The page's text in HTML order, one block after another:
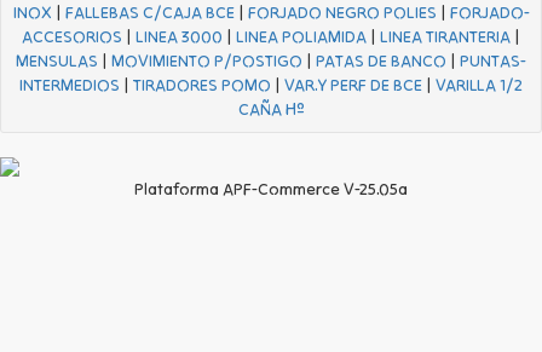
INOX | FALLEBAS C/CAJA BCE| FORJADO NEGRO POLIES | FORJADO-
ACCESORIOS | LINEA 3000 | LINEA POLIAMIDA | LINEA TIRANTERIA |
MENSULAS | MOVIMIENTO P/POSTIGO | PATAS DE BANCO | PUNTAS-
INTERMEDIOS | TIRADORES POMO | VAR.Y PERF DE BCE | VARILLA 1/2
CAÑA Hº
Plataforma APF-Commerce V-25.05a